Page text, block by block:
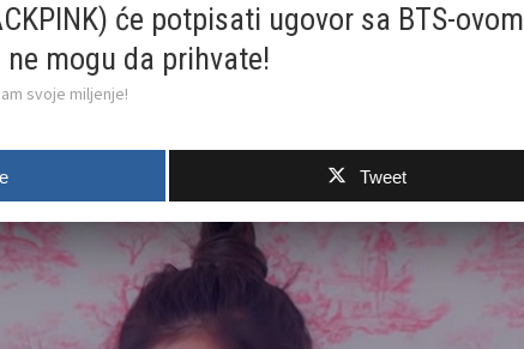
će potpisati ugovor sa BTS-ovom
mogu da prihvate!
svoje miljenje!
Tweet